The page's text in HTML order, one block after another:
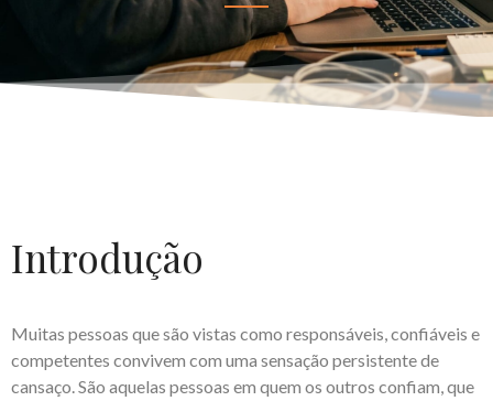
Introdução
Muitas pessoas que são vistas como responsáveis, confiáveis e
competentes convivem com uma sensação persistente de
cansaço. São aquelas pessoas em quem os outros confiam, que